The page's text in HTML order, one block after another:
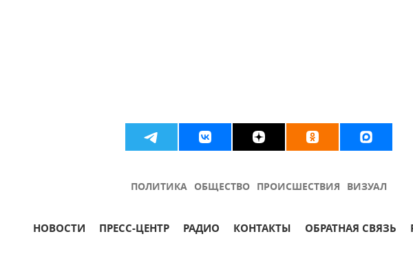
ПОЛИТИКА ОБЩЕСТВО ПРОИСШЕСТВИЯ ВИЗУАЛ
НОВОСТИ ПРЕСС-ЦЕНТР РАДИО КОНТАКТЫ ОБРАТНАЯ СВЯЗЬ